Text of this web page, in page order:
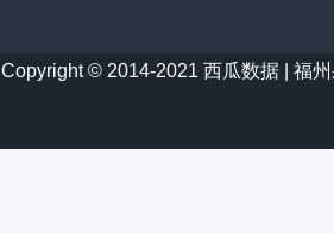
Copyright © 2014-2021 西瓜数据 | 福